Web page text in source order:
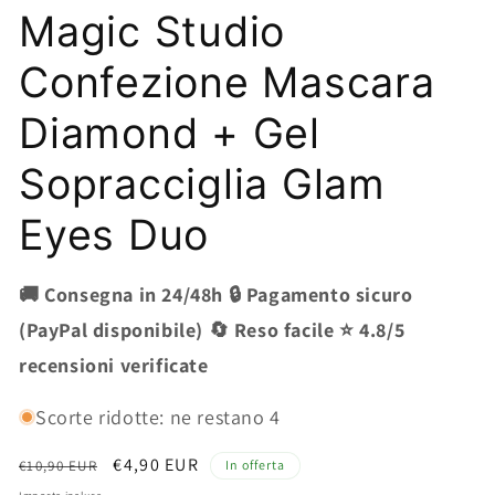
Magic Studio
Confezione Mascara
Diamond + Gel
Sopracciglia Glam
Eyes Duo
🚚 Consegna in 24/48h 🔒 Pagamento sicuro
(PayPal disponibile) 🔄 Reso facile ⭐ 4.8/5
recensioni verificate
Scorte ridotte: ne restano 4
Prezzo
€10,90 EUR
Prezzo
€4,90 EUR In offerta